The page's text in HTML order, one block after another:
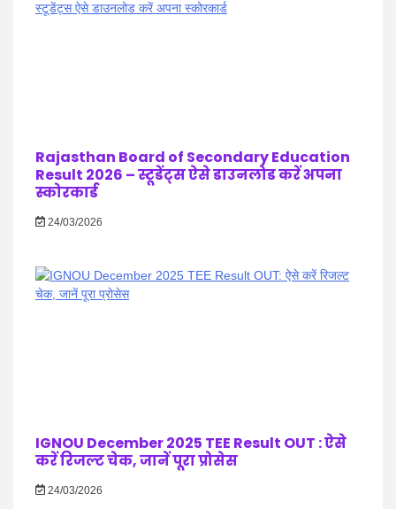
Rajasthan Board of Secondary Education
Result 2026 – स्टूडेंट्स ऐसे डाउनलोड करें अपना
स्कोरकार्ड
24/03/2026
IGNOU December 2025 TEE Result OUT : ऐसे
करें रिजल्ट चेक, जानें पूरा प्रोसेस
24/03/2026